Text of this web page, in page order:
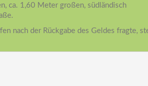
ca. 1,60 Meter großen, südländisch
nach der Rückgabe des Geldes fragte,